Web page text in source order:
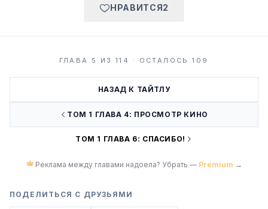
НРАВИТСЯ2
ГЛАВА 5 ИЗ 114 · ОСТАЛОСЬ 109
НАЗАД К ТАЙТЛУ
ТОМ 1 ГЛАВА 4: ПРОСМОТР КИНО
ТОМ 1 ГЛАВА 6: СПАСИБО!
Реклама между главами надоела? Убрать — Premium →
ПОДЕЛИТЬСЯ С ДРУЗЬЯМИ